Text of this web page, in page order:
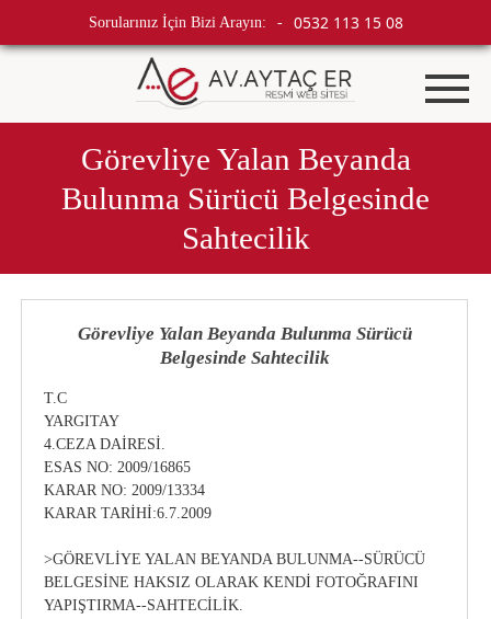
Sorularınız İçin Bizi Arayın: - 0532 113 15 08
Görevliye Yalan Beyanda
Bulunma Sürücü Belgesinde
Sahtecilik
Görevliye Yalan Beyanda Bulunma Sürücü
Belgesinde Sahtecilik
T.C
YARGITAY
4.CEZA DAİRESİ.
ESAS NO: 2009/16865
KARAR NO: 2009/13334
KARAR TARİHİ:6.7.2009
>GÖREVLİYE YALAN BEYANDA BULUNMA--SÜRÜCÜ
BELGESİNE HAKSIZ OLARAK KENDİ FOTOĞRAFINI
YAPIŞTIRMA--SAHTECİLİK.